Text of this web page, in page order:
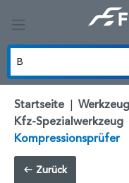
Startseite |
Kfz-Spezialwerkzeug
Kompressionsprüfer
Zurück